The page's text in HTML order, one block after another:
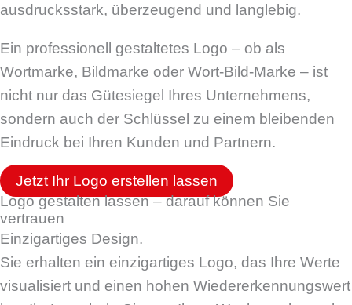
ausdrucksstark, überzeugend und langlebig.
Ein professionell gestaltetes Logo – ob als
Wortmarke, Bildmarke oder Wort-Bild-Marke – ist
nicht nur das Gütesiegel Ihres Unternehmens,
sondern auch der Schlüssel zu einem bleibenden
Eindruck bei Ihren Kunden und Partnern.
Jetzt Ihr Logo erstellen lassen
Logo gestalten lassen – darauf können Sie
vertrauen
Einzigartiges Design.
Sie erhalten ein einzigartiges Logo, das Ihre Werte
visualisiert und einen hohen Wiedererkennungswert